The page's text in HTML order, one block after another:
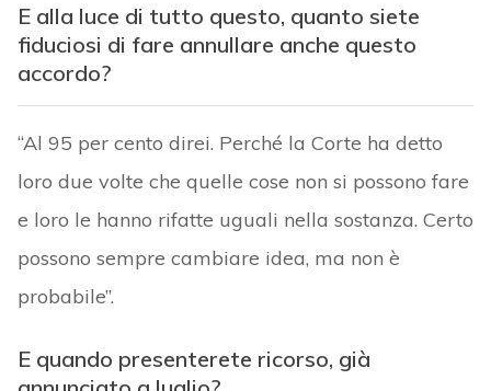
E alla luce di tutto questo, quanto siete
fiduciosi di fare annullare anche questo
accordo?
“Al 95 per cento direi. Perché la Corte ha detto
loro due volte che quelle cose non si possono fare
e loro le hanno rifatte uguali nella sostanza. Certo
possono sempre cambiare idea, ma non è
probabile”.
E quando presenterete ricorso, già